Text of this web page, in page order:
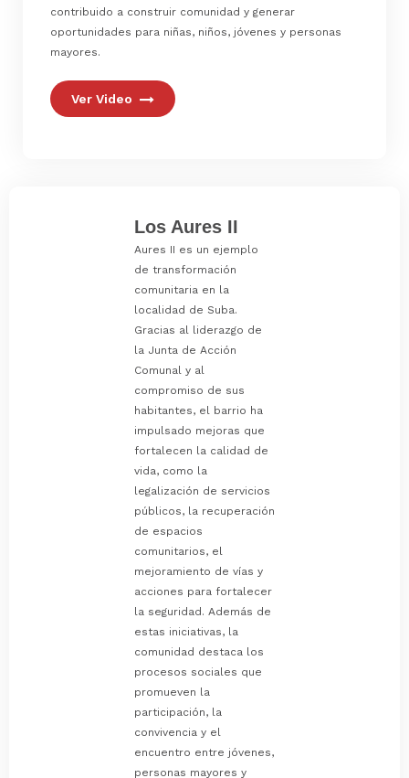
contribuido a construir comunidad y generar
oportunidades para niñas, niños, jóvenes y personas
mayores.
Ver Video
Los Aures II
Aures II es un ejemplo
de transformación
comunitaria en la
localidad de Suba.
Gracias al liderazgo de
la Junta de Acción
Comunal y al
compromiso de sus
habitantes, el barrio ha
impulsado mejoras que
fortalecen la calidad de
vida, como la
legalización de servicios
públicos, la recuperación
de espacios
comunitarios, el
mejoramiento de vías y
acciones para fortalecer
la seguridad. Además de
estas iniciativas, la
comunidad destaca los
procesos sociales que
promueven la
participación, la
convivencia y el
encuentro entre jóvenes,
personas mayores y